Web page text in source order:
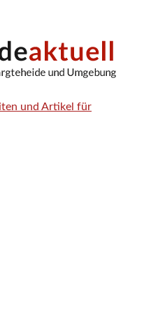
und Artikel für